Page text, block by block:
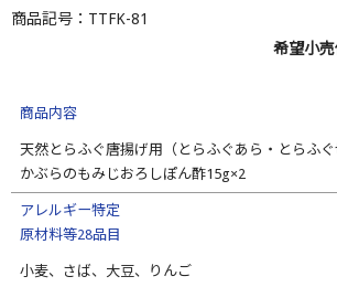
商品記号：TTFK-81
希望小
商品内容
天然とらふぐ唐揚げ用（とらふぐあら・とらふ
かぶらのもみじおろしぽん酢15g×2
アレルギー特定
原材料等28品目
小麦、さば、大豆、りんご